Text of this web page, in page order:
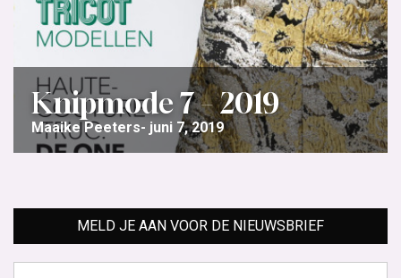
Knipmode 7 – 2019
Maaike Peeters juni 7, 2019
MELD JE AAN VOOR DE NIEUWSBRIEF